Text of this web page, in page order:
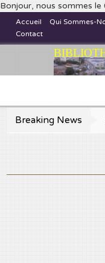
Bonjour, nous sommes
Accueil Qui Sommes-
Contact
Breaking News